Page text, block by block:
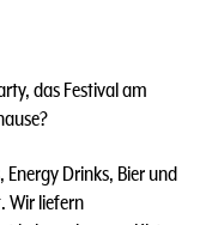
das Festival am
Drinks, Bier und
Wir liefern